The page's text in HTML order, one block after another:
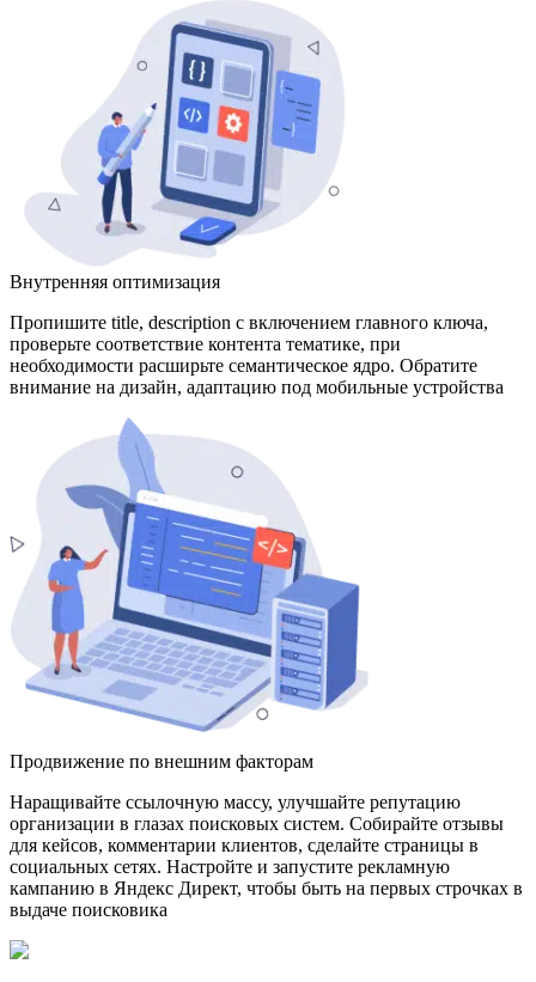
Внутренняя оптимизация
Пропишите title, description с включением главного ключа,
проверьте соответствие контента тематике, при
необходимости расширьте семантическое ядро. Обратите
внимание на дизайн, адаптацию под мобильные устройства
Продвижение по внешним факторам
Наращивайте ссылочную массу, улучшайте репутацию
организации в глазах поисковых систем. Собирайте отзывы
для кейсов, комментарии клиентов, сделайте страницы в
социальных сетях. Настройте и запустите рекламную
кампанию в Яндекс Директ, чтобы быть на первых строчках в
выдаче поисковика